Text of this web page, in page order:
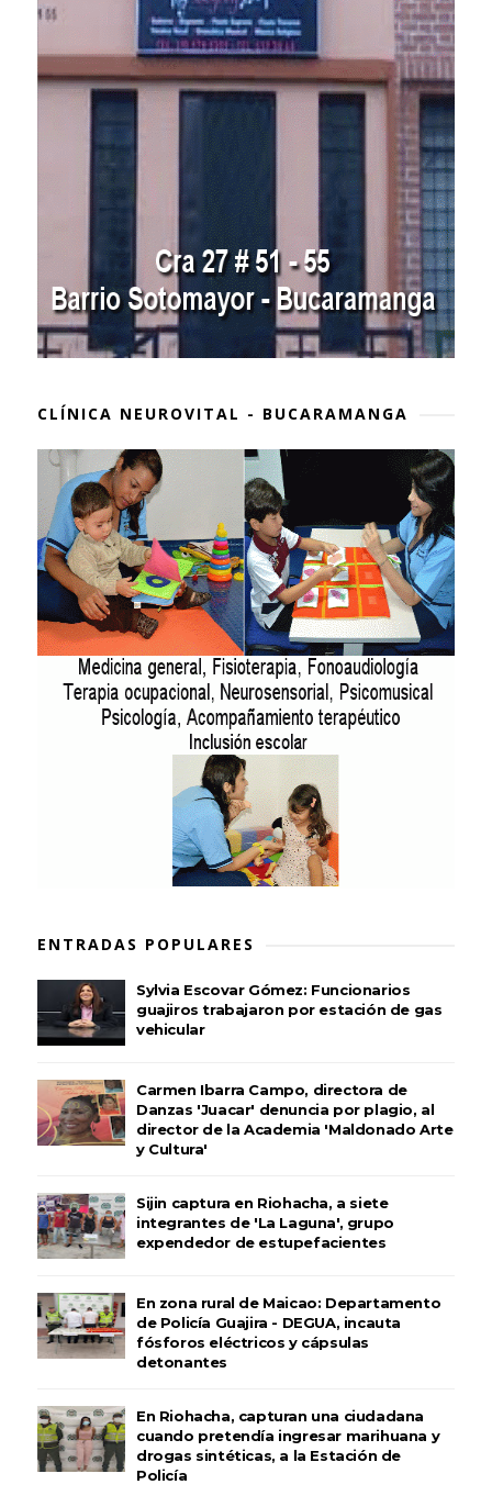
CLÍNICA NEUROVITAL - BUCARAMANGA
ENTRADAS POPULARES
Sylvia Escovar Gómez: Funcionarios
guajiros trabajaron por estación de gas
vehicular
Carmen Ibarra Campo, directora de
Danzas 'Juacar' denuncia por plagio, al
director de la Academia 'Maldonado Arte
y Cultura'
Sijin captura en Riohacha, a siete
integrantes de 'La Laguna', grupo
expendedor de estupefacientes
En zona rural de Maicao: Departamento
de Policía Guajira - DEGUA, incauta
fósforos eléctricos y cápsulas
detonantes
En Riohacha, capturan una ciudadana
cuando pretendía ingresar marihuana y
drogas sintéticas, a la Estación de
Policía